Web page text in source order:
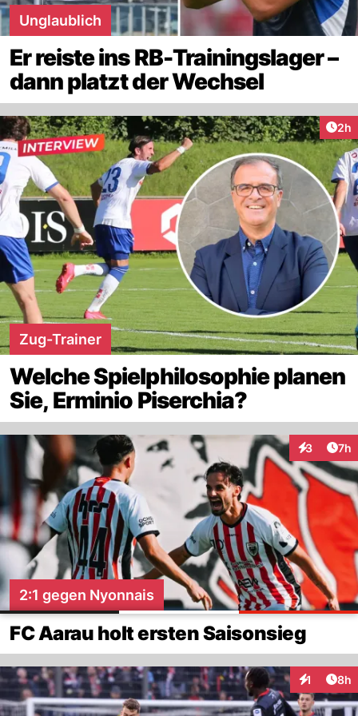
Unglaublich
Er reiste ins RB-Trainingslager –
dann platzt der Wechsel
2h
Zug-Trainer
Welche Spielphilosophie planen
Sie, Erminio Piserchia?
3 7h
2:1 gegen Nyonnais
FC Aarau holt ersten Saisonsieg
1 8h